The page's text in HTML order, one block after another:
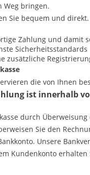
Weg bringen.
Sie bequem und
Zahlung und damit
Sicherheitsstandards
zusätzliche
die von Ihnen
ist innerhalb
durch
Sie den
Unsere
Kundenkonto erhalten